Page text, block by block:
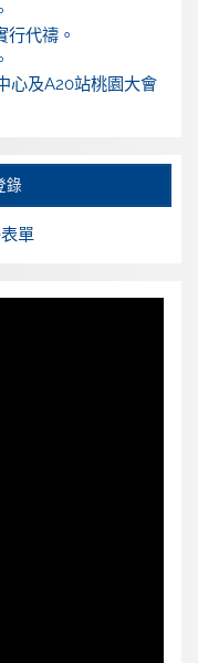
代禱。
心及A20站桃園大會
錄
單